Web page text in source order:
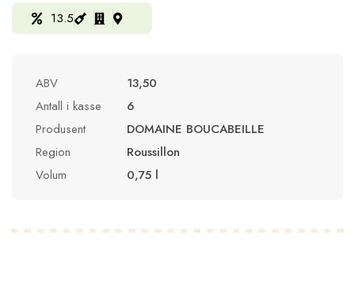
13.5
ABV
13,50
Antall i kasse
6
Produsent
DOMAINE BOUCABEILLE
Region
Roussillon
Volum
0,75 l